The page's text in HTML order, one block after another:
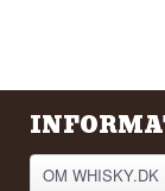
OM WHISKY.DK